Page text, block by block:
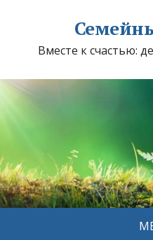
Вместе к счастью: